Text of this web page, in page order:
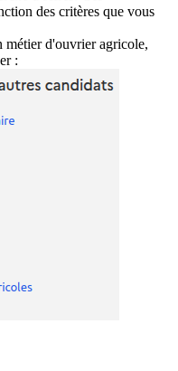
des critères que vous
métier d'ouvrier agricole,
: